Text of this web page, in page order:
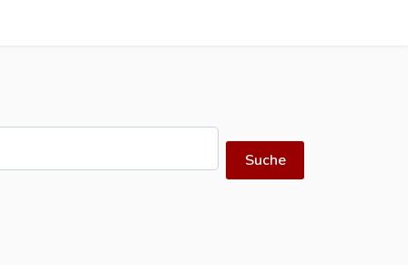
Suche